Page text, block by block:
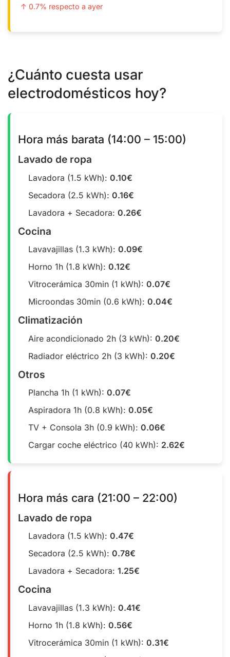
↑ 0.7% respecto a ayer
¿Cuánto cuesta usar
electrodomésticos hoy?
Hora más barata (14:00 – 15:00)
Lavado de ropa
Lavadora (1.5 kWh): 0.10€
Secadora (2.5 kWh): 0.16€
Lavadora + Secadora: 0.26€
Cocina
Lavavajillas (1.3 kWh): 0.09€
Horno 1h (1.8 kWh): 0.12€
Vitrocerámica 30min (1 kWh): 0.07€
Microondas 30min (0.6 kWh): 0.04€
Climatización
Aire acondicionado 2h (3 kWh): 0.20€
Radiador eléctrico 2h (3 kWh): 0.20€
Otros
Plancha 1h (1 kWh): 0.07€
Aspiradora 1h (0.8 kWh): 0.05€
TV + Consola 3h (0.9 kWh): 0.06€
Cargar coche eléctrico (40 kWh): 2.62€
Hora más cara (21:00 – 22:00)
Lavado de ropa
Lavadora (1.5 kWh): 0.47€
Secadora (2.5 kWh): 0.78€
Lavadora + Secadora: 1.25€
Cocina
Lavavajillas (1.3 kWh): 0.41€
Horno 1h (1.8 kWh): 0.56€
Vitrocerámica 30min (1 kWh): 0.31€